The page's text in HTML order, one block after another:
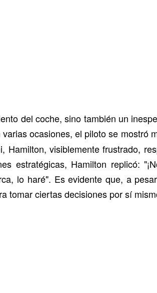
del coche, sino también un
varias ocasiones, el piloto se mostró
visiblemente frustrado,
estratégicas, Hamilton replicó:
lo haré". Es evidente que, a
tomar ciertas decisiones por sí